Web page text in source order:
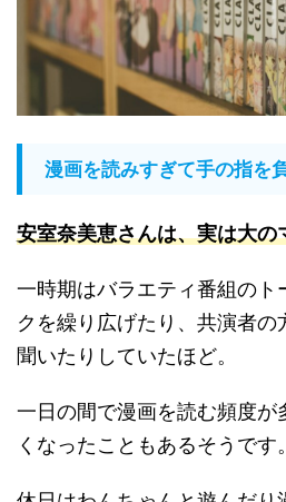
漫画を読みすぎて手の指を
安室奈美恵さんは、実は大の
一時期はバラエティ番組のト
クを繰り広げたり、共演者の
聞いたりしていたほど。
一日の間で漫画を読む頻度が
くなったこともあるそうです。